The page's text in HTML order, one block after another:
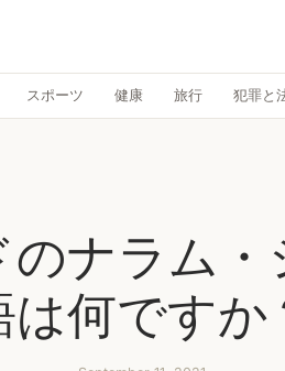
スポーツ 健康 旅行 犯罪と
のナラム・
は何ですか